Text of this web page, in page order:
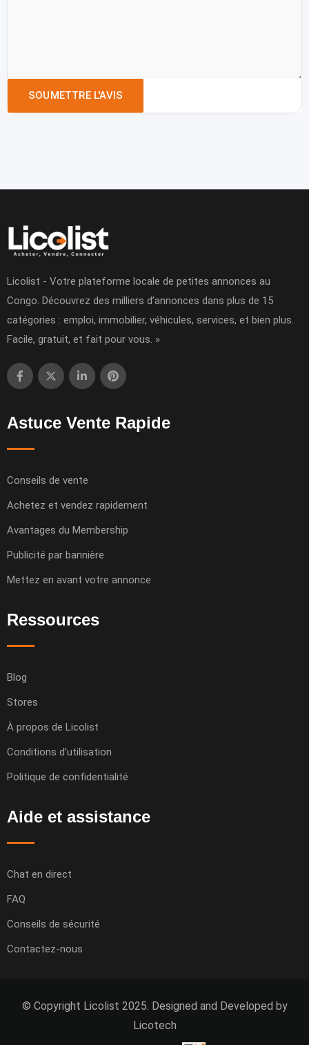
Licolist - Votre plateforme locale de petites annonces au
Congo. Découvrez des milliers d’annonces dans plus de 15
catégories : emploi, immobilier, véhicules, services, et bien plus.
Facile, gratuit, et fait pour vous. »
Astuce Vente Rapide
Conseils de vente
Achetez et vendez rapidement
Avantages du Membership
Publicité par bannière
Mettez en avant votre annonce
Ressources
Blog
Stores
À propos de Licolist
Conditions d’utilisation
Politique de confidentialité
Aide et assistance
Chat en direct
FAQ
Conseils de sécurité
Contactez-nous
© Copyright Licolist 2025. Designed and Developed by
Licotech